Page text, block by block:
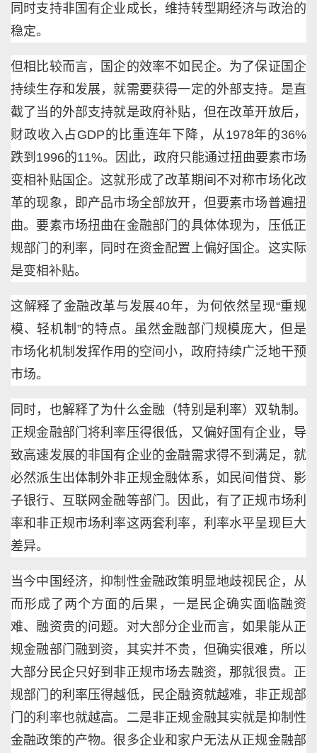
同时支持非国有企业成长，维持转型期经济与政治的
稳定。
但相比较而言，国企的效率不如民企。为了保证国企
持续生存和发展，就需要获得一定的外部支持。是直
截了当的外部支持就是政府补贴，但在改革开放后，
财政收入占GDP的比重连年下降，从1978年的36%
跌到1996的11%。因此，政府只能通过扭曲要素市场
变相补贴国企。这就形成了改革期间不对称市场化改
革的现象，即产品市场全部放开，但要素市场普遍扭
曲。要素市场扭曲在金融部门的具体体现为，压低正
规部门的利率，同时在资金配置上偏好国企。这实际
是变相补贴。
这解释了金融改革与发展40年，为何依然呈现“重规
模、轻机制”的特点。虽然金融部门规模庞大，但是
市场化机制发挥作用的空间小，政府持续广泛地干预
市场。
同时，也解释了为什么金融（特别是利率）双轨制。
正规金融部门将利率压得很低，又偏好国有企业，导
致高速发展的非国有企业的金融需求得不到满足，就
必然派生出体制外非正规金融体系，如民间借贷、影
子银行、互联网金融等部门。因此，有了正规市场利
率和非正规市场利率这两套利率，利率水平呈现巨大
差异。
当今中国经济，抑制性金融政策明显地歧视民企，从
而形成了两个方面的后果，一是民企确实面临融资
难、融资贵的问题。对大部分企业而言，如果能从正
规金融部门融到资，其实并不贵，但确实很难，所以
大部分民企只好到非正规市场去融资，那就很贵。正
规部门的利率压得越低，民企融资就越难，非正规部
门的利率也就越高。二是非正规金融其实就是抑制性
金融政策的产物。很多企业和家户无法从正规金融部